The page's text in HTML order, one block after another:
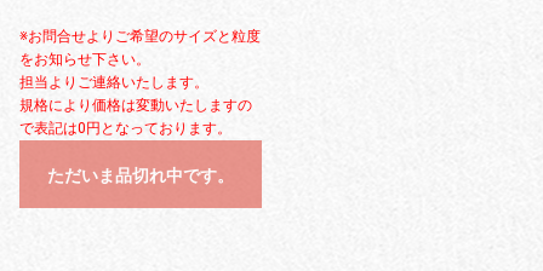
※お問合せよりご希望のサイズと粒度
をお知らせ下さい。
担当よりご連絡いたします。
規格により価格は変動いたしますの
で表記は0円となっております。
ただいま品切れ中です。